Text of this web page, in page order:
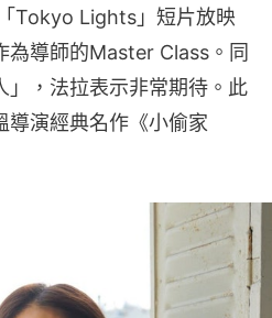
Tokyo Lights」短片放映
為導師的Master Class。同
」，法拉表示非常期待。此
導演經典名作《小偷家